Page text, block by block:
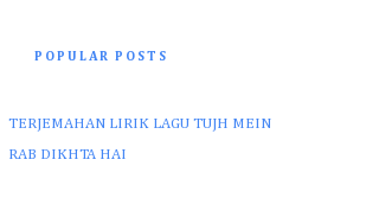
POPULAR POSTS
TERJEMAHAN LIRIK LAGU TUJH MEIN
RAB DIKHTA HAI